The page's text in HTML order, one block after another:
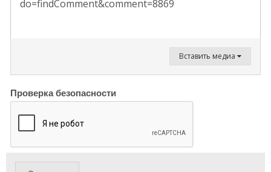
do=findComment&comment=8869
Вставить медиа
Проверка безопасности